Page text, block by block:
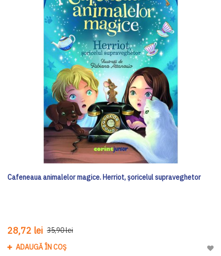
Cafeneaua animalelor magice. Herriot, șoricelul supraveghetor
28,72 lei 35,90 lei
ADAUGĂ ÎN COȘ